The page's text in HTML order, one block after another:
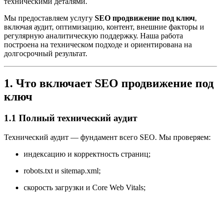
Мы предоставляем услугу SEO продвижение под ключ,
включая аудит, оптимизацию, контент, внешние факторы и
регулярную аналитическую поддержку. Наша работа
построена на техническом подходе и ориентирована на
долгосрочный результат.
1. Что включает SEO продвижение под
ключ
1.1 Полный технический аудит
Технический аудит — фундамент всего SEO. Мы проверяем:
индексацию и корректность страниц;
robots.txt и sitemap.xml;
скорость загрузки и Core Web Vitals;